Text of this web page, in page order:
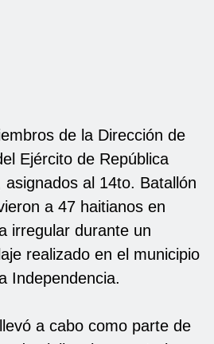
de la Dirección de
Ejército de República
asignados al 14to. Batallón
a 47 haitianos en
irregular durante un
realizado en el municipio
Independencia.
a cabo como parte de